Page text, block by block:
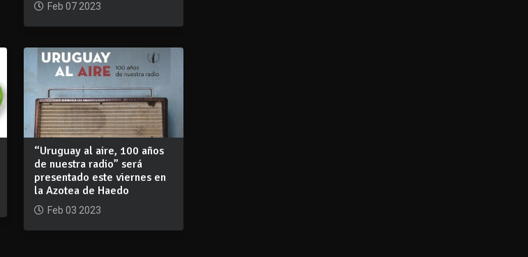
Feb 07 2023
“Uruguay al aire, 100 años
de nuestra radio” será
presentado este viernes en
la Azotea de Haedo
Feb 03 2023